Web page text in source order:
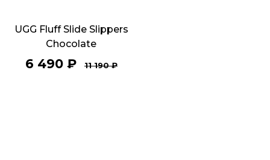
UGG Fluff Slide Slippers
Chocolate
6 490₽ 11 190₽